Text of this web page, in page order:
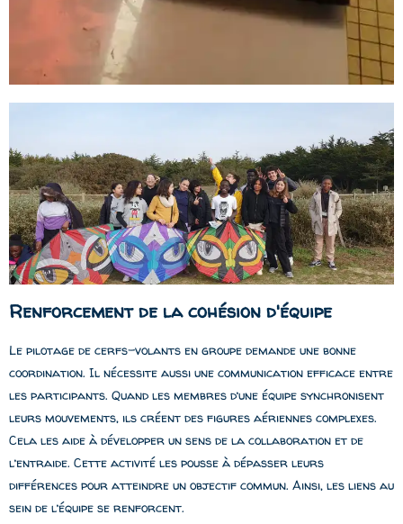
Renforcement de la cohésion d'équipe
Le pilotage de cerfs-volants en groupe demande une bonne
coordination. Il nécessite aussi une communication efficace entre
les participants. Quand les membres d’une équipe synchronisent
leurs mouvements, ils créent des figures aériennes complexes.
Cela les aide à développer un sens de la collaboration et de
l’entraide. Cette activité les pousse à dépasser leurs
différences pour atteindre un objectif commun. Ainsi, les liens au
sein de l’équipe se renforcent.